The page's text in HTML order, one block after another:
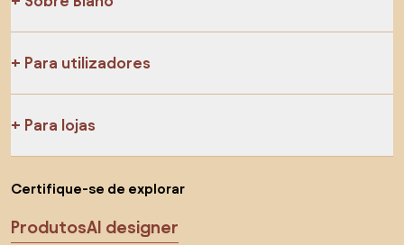
Para utilizadores
Para lojas
Certifique-se de explorar
ProdutosAI designer